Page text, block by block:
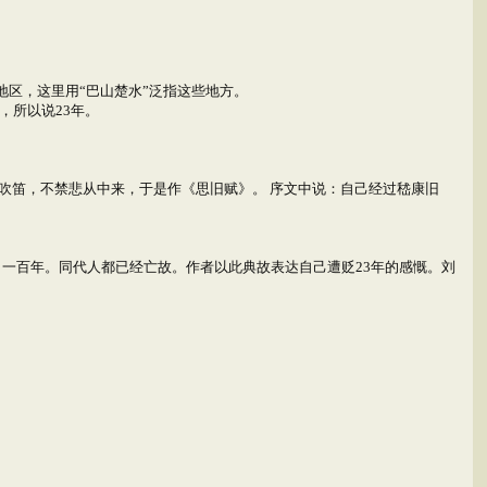
，这里用“巴山楚水”泛指这些地方。
所以说23年。
，不禁悲从中来，于是作《思旧赋》。 序文中说：自己经过嵇康旧
百年。同代人都已经亡故。作者以此典故表达自己遭贬23年的感慨。刘